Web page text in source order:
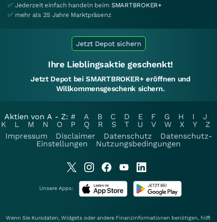
✅ Jederzeit einfach handeln beim SMARTBROKER+
✅ mehr als 25 Jahre Marktpräsenz
Jetzt Depot sichern
Ihre Lieblingsaktie geschenkt!
Jetzt Depot bei SMARTBROKER+ eröffnen und
Willkommensgeschenk sichern.
Aktien von A - Z: # A B C D E F G H I
J
K
L M N O P Q R S T U V W X Y
Z
Impressum
Disclaimer Datenschutz
Datenschutz-
Einstellungen
Nutzungsbedingungen
Unsere Apps:
Wenn Sie Kursdaten, Widgets oder andere Finanzinformationen benötigen, hilft